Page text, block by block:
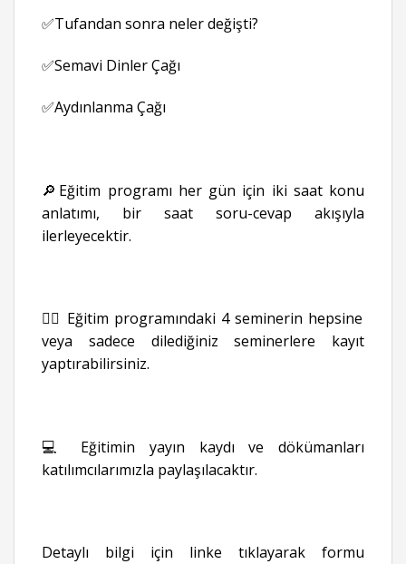
✅Tufandan sonra neler değişti?
✅Semavi Dinler Çağı
✅Aydınlanma Çağı
🔎Eğitim programı her gün için iki saat konu
anlatımı, bir saat soru-cevap akışıyla
ilerleyecektir.
👉🏻 Eğitim programındaki 4 seminerin hepsine
veya sadece dilediğiniz seminerlere kayıt
yaptırabilirsiniz.
💻 Eğitimin yayın kaydı ve dökümanları
katılımcılarımızla paylaşılacaktır.
Detaylı bilgi için linke tıklayarak formu